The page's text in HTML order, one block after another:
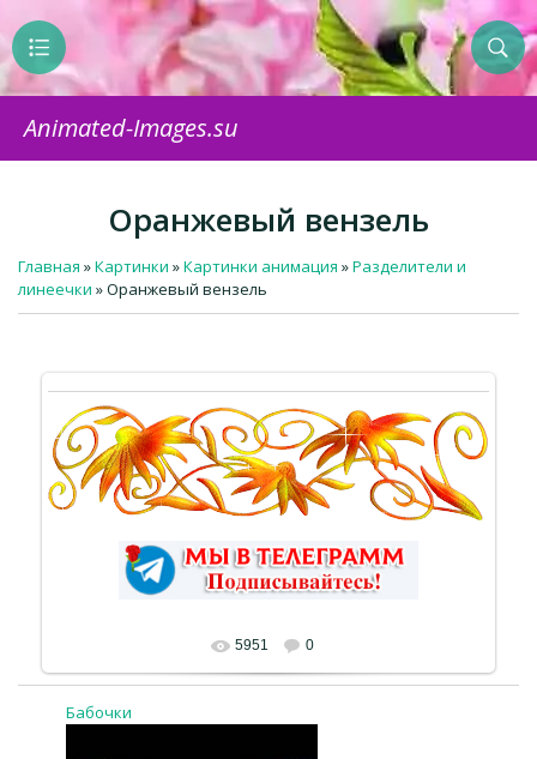
Animated-Images.su
Оранжевый вензель
Главная »Картинки »Картинки анимация »Разделители и
линеечки » Оранжевый вензель
5951 0
Бабочки